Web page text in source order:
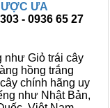
ƯA
- 0936 65 27
như Giỏ trái cây
hồng trắng
chính hãng uy
như Nhật Bản,